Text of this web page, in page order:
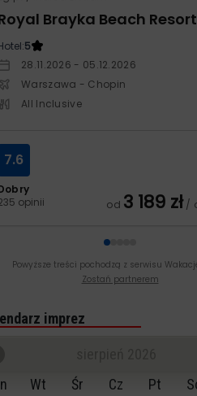
5
28.11.2026 - 05.12.2026
Warszawa - Chopin
All Inclusive
opinii
7.6
od 3 189 zł/
Powyższe treści pochodzą z serwisu
Zostań partnerem
imprez
Wt Śr Cz Pt